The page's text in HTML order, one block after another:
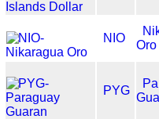
NIO
Oro
PYG